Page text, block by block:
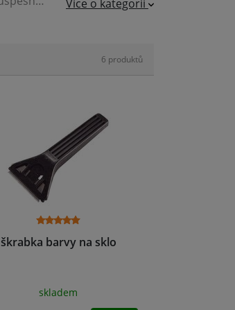
Více o kategorii
škrabka barvy na sklo
skladem